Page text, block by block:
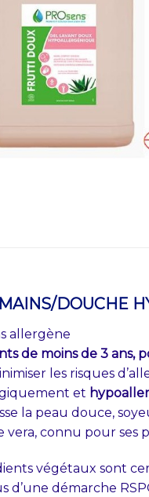
DOUCHE
allergène
de moins de 3 ans,
les risques
et
la peau douce,
vera, connu pour ses
végétaux sont
d’une démarche